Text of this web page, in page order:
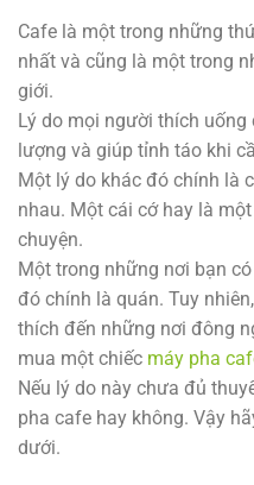
Cafe là một trong những
nhất và cũng là một trong
giới.
Lý do mọi người thích
lượng và giúp tỉnh táo khi
Một lý do khác đó chính là
nhau. Một cái cớ hay là
chuyện.
Một trong những nơi bạn
đó chính là quán. Tuy
thích đến những nơi đông
mua một chiếc máy pha
Nếu lý do này chưa đủ
pha cafe hay không. Vậy
dưới.